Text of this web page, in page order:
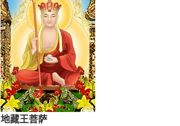
地藏王菩萨